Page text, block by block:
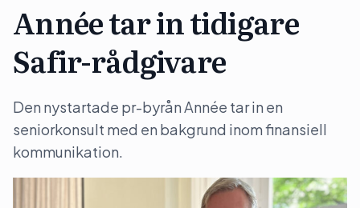
Année tar in tidigare
Safir-rådgivare
Den nystartade pr-byrån Année tar in en
seniorkonsult med en bakgrund inom finansiell
kommunikation.